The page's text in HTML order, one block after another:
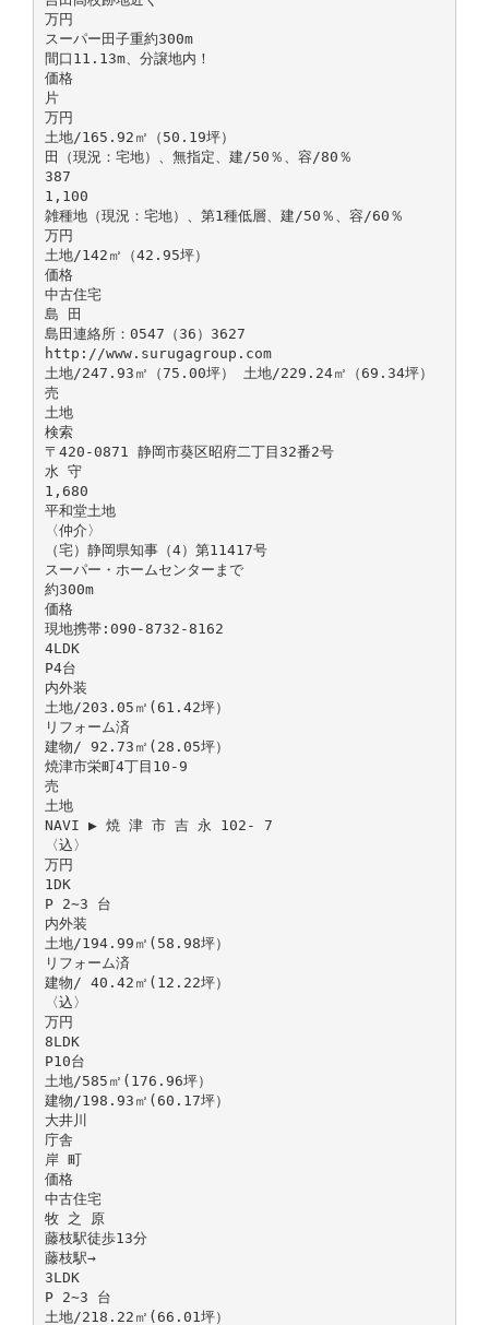
万円
スーパー田子重約300m
間口11.13m、分譲地内！
価格
片
万円
土地/165.92㎡（50.19坪）
田（現況：宅地）、無指定、建/50％、容/80％
387
1,100
雑種地（現況：宅地）、第1種低層、建/50％、容/60％
万円
土地/142㎡（42.95坪）
価格
中古住宅
島 田
島田連絡所：0547（36）3627
http://www.surugagroup.com
土地/247.93㎡（75.00坪） 土地/229.24㎡（69.34坪）
売
土地
検索
〒420-0871 静岡市葵区昭府二丁目32番2号
水 守
1,680
平和堂土地
〈仲介〉
（宅）静岡県知事（4）第11417号
スーパー・ホームセンターまで
約300m
価格
現地携帯:090-8732-8162
4LDK
P4台
内外装
土地/203.05㎡(61.42坪）
リフォーム済
建物/ 92.73㎡(28.05坪）
焼津市栄町4丁目10-9
売
土地
NAVI ▶ 焼 津 市 吉 永 102- 7
〈込〉
万円
1DK
P 2∼3 台
内外装
土地/194.99㎡(58.98坪）
リフォーム済
建物/ 40.42㎡(12.22坪）
〈込〉
万円
8LDK
P10台
土地/585㎡(176.96坪）
建物/198.93㎡(60.17坪）
大井川
庁舎
岸 町
価格
中古住宅
牧 之 原
藤枝駅徒歩13分
藤枝駅→
3LDK
P 2∼3 台
土地/218.22㎡(66.01坪）